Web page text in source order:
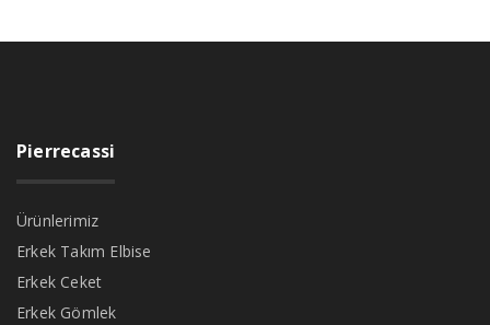
Pierrecassi
Ürünlerimiz
Erkek Takım Elbise
Erkek Ceket
Erkek Gömlek